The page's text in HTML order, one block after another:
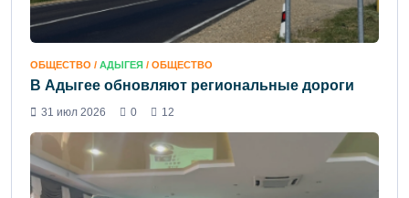
ОБЩЕСТВО / АДЫГЕЯ / ОБЩЕСТВО
В Адыгее обновляют региональные дороги
31 июл 2026 0 12